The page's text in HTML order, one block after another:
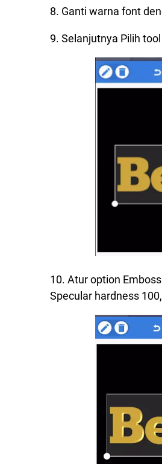
8. Ganti warna font
9. Selanjutnya Pilih tool
10. Atur option
Specular hardness